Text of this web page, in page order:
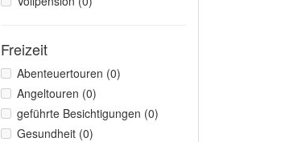
Freizeit
Abenteuertouren (0)
Angeltouren (0)
geführte Besichtigungen (0)
Gesundheit (0)